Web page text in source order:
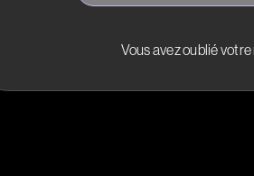
Vous avez oublié